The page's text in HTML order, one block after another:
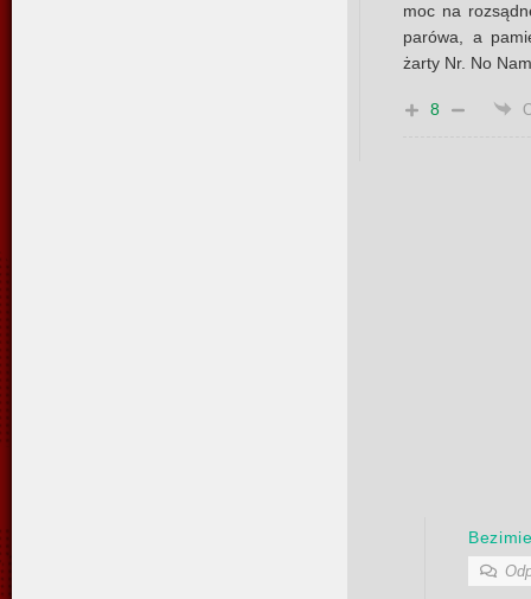
moc na
parówa, a
żarty Nr. No
8